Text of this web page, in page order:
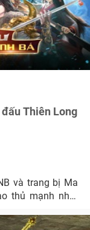
Thiên Long
và trang bị Ma
thủ mạnh nhất